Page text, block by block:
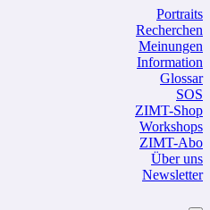
Portraits
Recherchen
Meinungen
Information
Glossar
SOS
ZIMT-Shop
Workshops
ZIMT-Abo
Über uns
Newsletter